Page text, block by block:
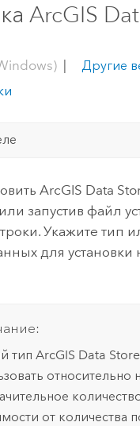
ArcGIS
| Другие
ArcGIS Data
запустив файл
Укажите тип
для установки
тип ArcGIS Data Store
от количества